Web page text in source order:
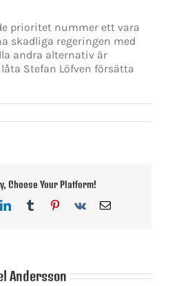
prioritet nummer ett vara
skadliga regeringen med
andra alternativ är
Stefan Löfven försätta
Choose Your Platform!
LinkedInTumblrPinterest
Vk
E-
Andersson